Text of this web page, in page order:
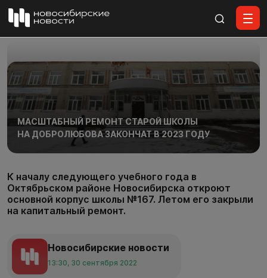
МАСШТАБНЫЙ РЕМОНТ СТАРОЙ ШКОЛЫ
НА ДОБРОЛЮБОВА ЗАКОНЧАТ В 2023 ГОДУ
К началу следующего учебного года в
Октябрьском районе Новосибирска откроют
основной корпус школы №167. Летом его закрыли
на капитальный ремонт.
Новосибирские новости
13:30, 30 сентября 2022